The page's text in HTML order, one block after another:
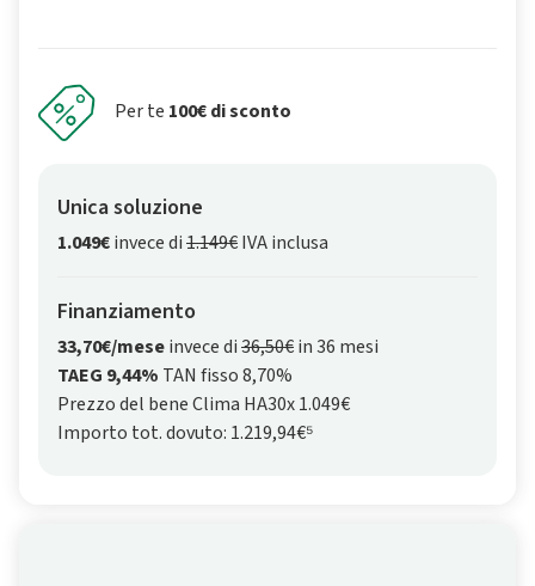
Per te 100€ di sconto
Unica soluzione
1.049€invece di1.149€IVA inclusa
Finanziamento
33,70€/meseinvece di36,50€in 36 mesi
TAEG 9,44% TAN fisso 8,70%
Prezzo del bene Clima HA30x 1.049€
Importo tot. dovuto: 1.219,94€⁵